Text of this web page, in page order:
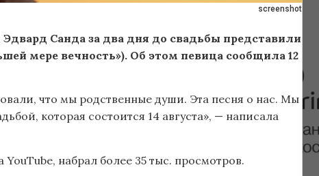
screenshot
Санда за два дня до свадьбы представили
мере вечность»). Об этом певица сообщила 12
что мы родственные души. Эта песня о нас. Мы
которая состоится 14 августа», — написала
набрал более 35 тыс. просмотров.